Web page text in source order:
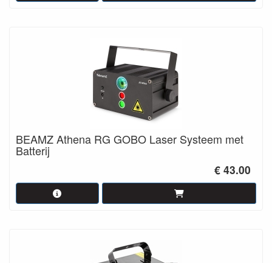
BEAMZ Athena RG GOBO Laser Systeem met
Batterij
€ 43.00